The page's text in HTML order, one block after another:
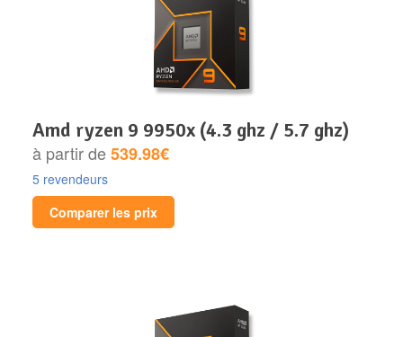
amd ryzen 9 9950x (4.3 ghz / 5.7 ghz)
à partir de539.98€
5 revendeurs
Comparer les prix